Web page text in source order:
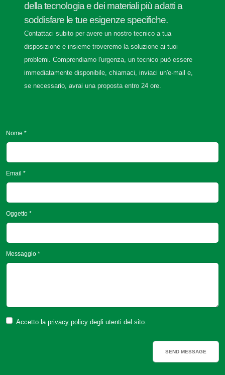
della tecnologia e dei materiali più adatti a
soddisfare le tue esigenze specifiche.
Contattaci subito per avere un nostro tecnico a tua
disposizione e insieme troveremo la soluzione ai tuoi
problemi. Comprendiamo l'urgenza, un tecnico può essere
immediatamente disponibile, chiamaci, inviaci un'e-mail e,
se necessario, avrai una proposta entro 24 ore.
Nome *
Email *
Oggetto *
Messaggio *
Accetto la privacy policydegli utenti del sito.